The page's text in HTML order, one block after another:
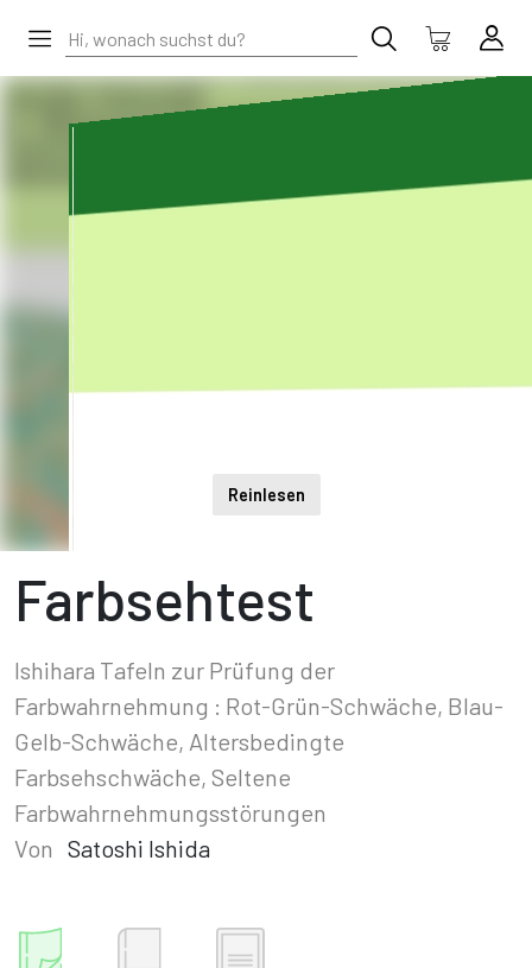
Reinlesen
Farbsehtest
Ishihara Tafeln zur Prüfung der
Farbwahrnehmung : Rot-Grün-Schwäche, Blau-
Gelb-Schwäche, Altersbedingte
Farbsehschwäche, Seltene
Farbwahrnehmungsstörungen
Von Satoshi Ishida